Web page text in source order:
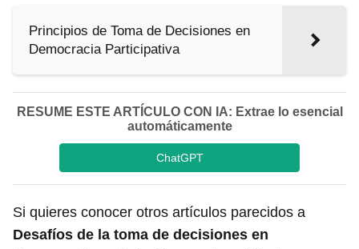
Principios de Toma de Decisiones en
Democracia Participativa
RESUME ESTE ARTÍCULO CON IA: Extrae lo esencial
automáticamente
ChatGPT
Si quieres conocer otros artículos parecidos a
Desafíos de la toma de decisiones en